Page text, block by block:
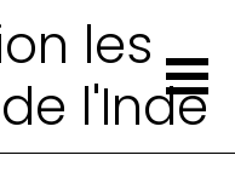
les
l'Inde